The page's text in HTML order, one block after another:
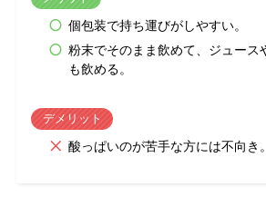
個包装で持ち運びがしやすい。
粉末でそのまま飲めて、ジュース
も飲める。
デメリット
酸っぱいのが苦手な方には不向き。